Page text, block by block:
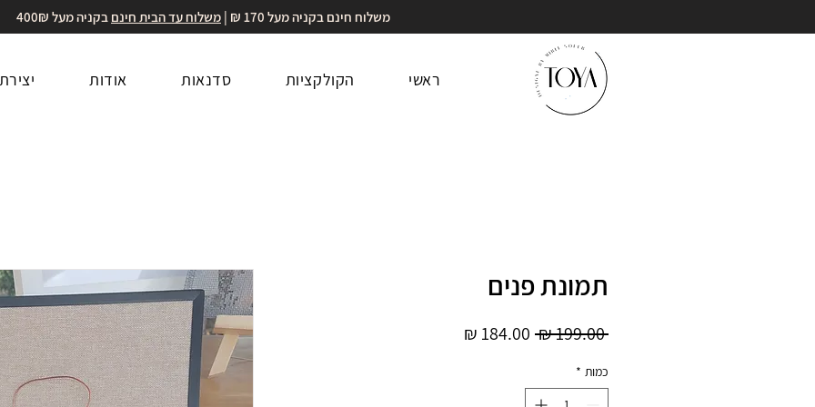
משלוח חינם בקניה מעל 170 ₪ | משלוח עד הבית חינם בקניה מעל 400₪
ראשי הקולקציות סדנאות אודות
תמונת פנים
‏199.00 ‏₪
מחיר
כמות *